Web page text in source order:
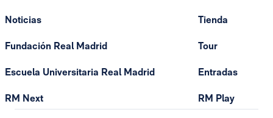
Noticias
Fundación Real Madrid
Escuela Universitaria Real Madrid
RM Next
Tienda
Tour
Entradas
RM Play